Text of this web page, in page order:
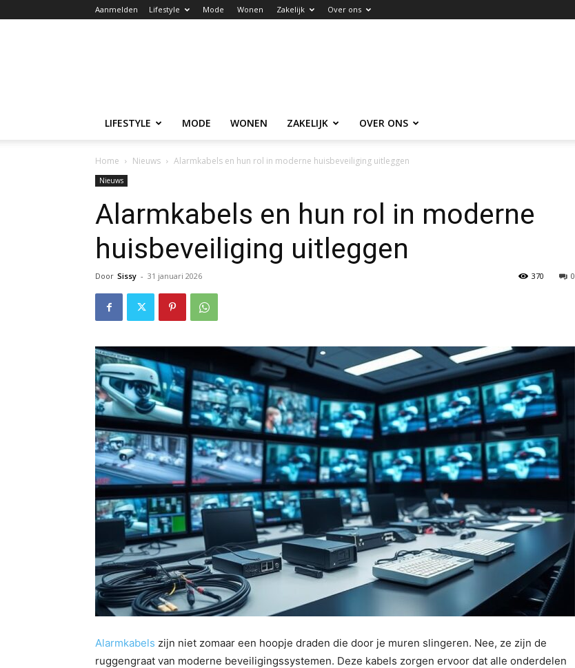
Aanmelden Lifestyle Mode Wonen Zakelijk Over ons
LIFESTYLE MODE WONEN ZAKELIJK OVER ONS
Home Nieuws Alarmkabels en hun rol in moderne huisbeveiliging uitleggen
Nieuws
Alarmkabels en hun rol in moderne
huisbeveiliging uitleggen
Door Sissy - 31 januari 2026 0
370
Alarmkabels zijn niet zomaar een hoopje draden die door je muren slingeren. Nee, ze zijn de
ruggengraat van moderne beveiligingssystemen. Deze kabels zorgen ervoor dat alle onderdelen